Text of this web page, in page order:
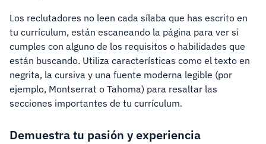
Los reclutadores no leen cada sílaba que has escrito en
tu currículum, están escaneando la página para ver si
cumples con alguno de los requisitos o habilidades que
están buscando. Utiliza características como el texto en
negrita, la cursiva y una fuente moderna legible (por
ejemplo, Montserrat o Tahoma) para resaltar las
secciones importantes de tu currículum.
Demuestra tu pasión y experiencia